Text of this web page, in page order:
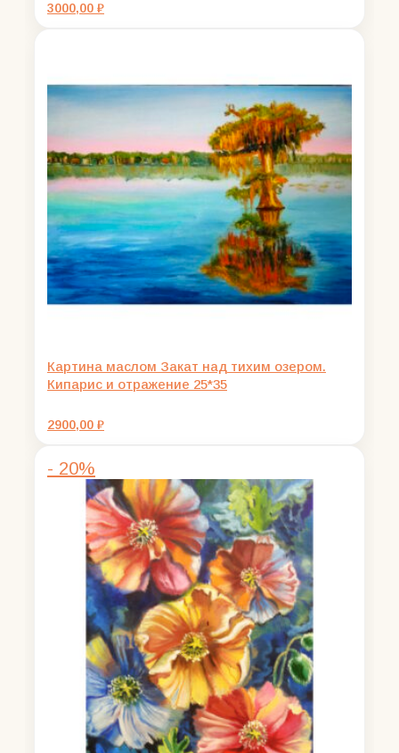
3000,00 ₽
Картина маслом Закат над тихим озером.
Кипарис и отражение 25*35
2900,00 ₽
- 20%